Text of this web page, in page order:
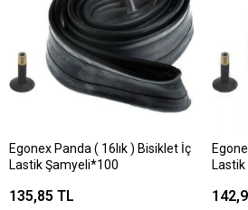
Egonex Panda ( 16lık ) Bisiklet İç
Lastik Şamyeli*100
135,85 TL